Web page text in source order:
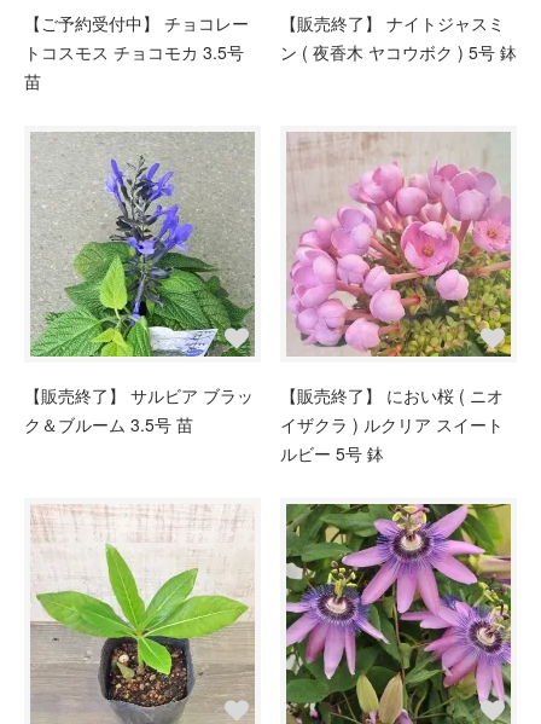
【ご予約受付中】 チョコレー
トコスモス チョコモカ 3.5号
苗
【販売終了】 ナイトジャスミ
ン ( 夜香木 ヤコウボク ) 5号 鉢
【販売終了】 サルビア ブラッ
ク＆ブルーム 3.5号 苗
【販売終了】 におい桜 ( ニオ
イザクラ ) ルクリア スイート
ルビー 5号 鉢